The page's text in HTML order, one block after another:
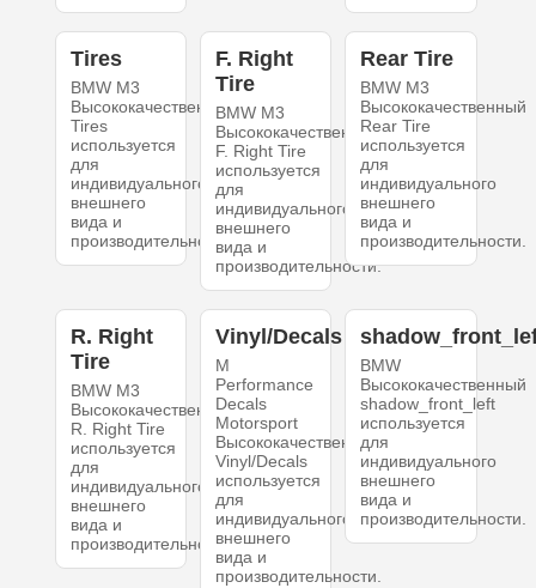
Tires
BMW M3
Высококачественный
Tires
используется
для
индивидуального
внешнего
вида и
производительности.
F. Right
Tire
BMW M3
Высококачественный
F. Right Tire
используется
для
индивидуального
внешнего
вида и
производительности.
Rear Tire
BMW M3
Высококачественный
Rear Tire
используется
для
индивидуального
внешнего
вида и
производительности.
R. Right
Tire
BMW M3
Высококачественный
R. Right Tire
используется
для
индивидуального
внешнего
вида и
производительности.
Vinyl/Decals
M
Performance
Decals
Motorsport
Высококачественный
Vinyl/Decals
используется
для
индивидуального
внешнего
вида и
производительности.
BMW
Высококачественный
shadow_front_left
используется
для
индивидуального
внешнего
вида и
производительности.